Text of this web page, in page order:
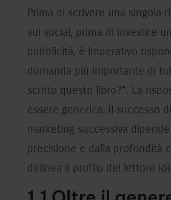
Prima di scrivere una singola
sui social, prima di investire
pubblicità, è imperativo
domanda più importante di
scritto questo libro?". La
essere generica. Il successo
marketing successiva
precisione e dalla profondità
delinea il profilo del lettore